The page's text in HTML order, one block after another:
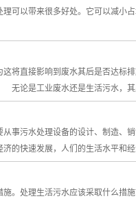
可以带来很多好处。它可以减小
直接影响到废水其后是否达标
论是工业废水还是生活污水，其
污水处理设备的设计、制造、
的快速发展，人们的生活水平和经
。处理生活污水应该采取什么